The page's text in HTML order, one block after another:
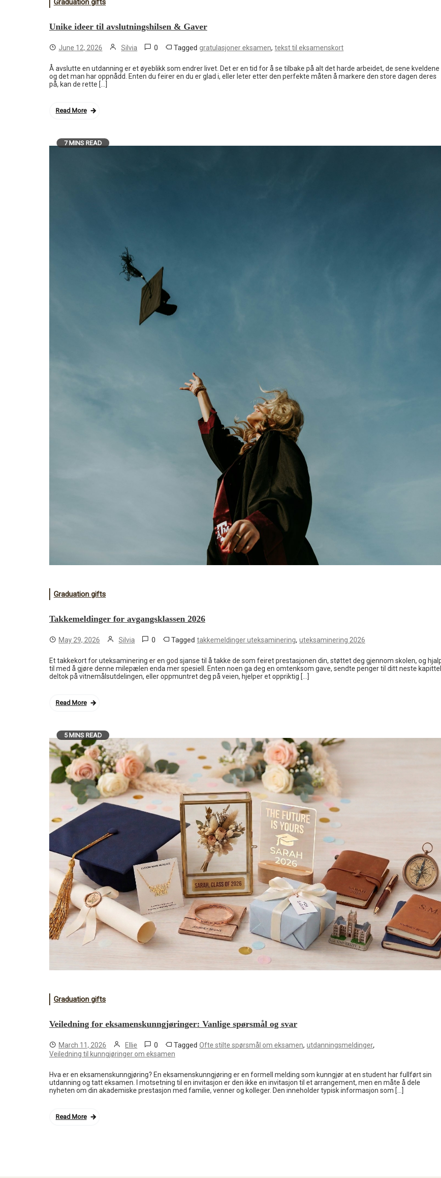
Graduation gifts
Unike ideer til avslutningshilsen & Gaver
June 12, 2026 Silvia 0 Tagged gratulasjoner eksamen, tekst til eksamenskort
Å avslutte en utdanning er et øyeblikk som endrer livet. Det er en tid for å se tilbake på alt det harde arbeidet, de sene kveldene
og det man har oppnådd. Enten du feirer en du er glad i, eller leter etter den perfekte måten å markere den store dagen deres
på, kan de rette […]
Read More
7 MINS READ
Graduation gifts
Takkemeldinger for avgangsklassen 2026
May 29, 2026 Silvia 0 Tagged takkemeldinger uteksaminering, uteksaminering 2026
Et takkekort for uteksaminering er en god sjanse til å takke de som feiret prestasjonen din, støttet deg gjennom skolen, og
til med å gjøre denne milepælen enda mer spesiell. Enten noen ga deg en omtenksom gave, sendte penger til ditt neste
deltok på vitnemålsutdelingen, eller oppmuntret deg på veien, hjelper et oppriktig […]
Read More
5 MINS READ
Graduation gifts
Veiledning for eksamenskunngjøringer: Vanlige spørsmål og svar
March 11, 2026 Ellie 0 Tagged Ofte stilte spørsmål om eksamen, utdanningsmeldinger,
Veiledning til kunngjøringer om eksamen
Hva er en eksamenskunngjøring? En eksamenskunngjøring er en formell melding som kunngjør at en student har fullført sin
utdanning og tatt eksamen. I motsetning til en invitasjon er den ikke en invitasjon til et arrangement, men en måte å dele
nyheten om din akademiske prestasjon med familie, venner og kolleger. Den inneholder typisk informasjon som […]
Read More